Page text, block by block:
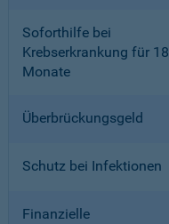
Soforthilfe bei
Krebserkrankung für 18
Monate
Überbrückungsgeld
Schutz bei Infektionen
Finanzielle